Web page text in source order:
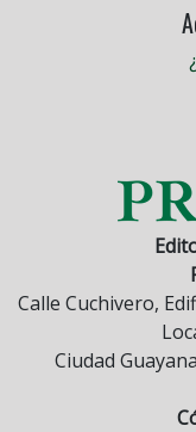
Calle Cuchivero,
Ciudad